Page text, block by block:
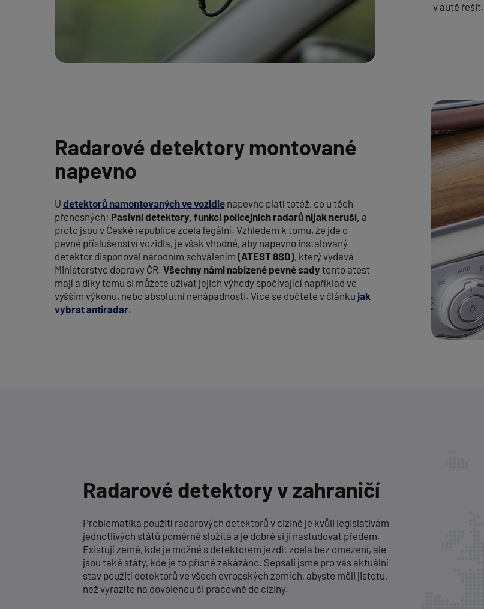
v autě řešit.
Radarové detektory montované
napevno
U detektorů namontovaných ve vozidlenapevno platí totéž, co u těch
přenosných: Pasivní detektory, funkci policejních radarů nijak neruší, a
proto jsou v České republice zcela legální. Vzhledem k tomu, že jde o
pevné příslušenství vozidla, je však vhodné, aby napevno instalovaný
detektor disponoval národním schválením (ATEST 8SD), který vydává
Ministerstvo dopravy ČR. Všechny námi nabízené pevné sady tento atest
mají a díky tomu si můžete užívat jejich výhody spočívající například ve
vyšším výkonu, nebo absolutní nenápadnosti. Více se dočtete v článku jak
vybrat antiradar.
Radarové detektory v zahraničí
Problematika použití radarových detektorů v cizině je kvůli legislativám
jednotlivých států poměrně složitá a je dobré si ji nastudovat předem.
Existují země, kde je možné s detektorem jezdit zcela bez omezení, ale
jsou také státy, kde je to přísně zakázáno. Sepsali jsme pro vás aktuální
stav použití detektorů ve všech evropských zemích, abyste měli jistotu,
než vyrazíte na dovolenou či pracovně do ciziny.